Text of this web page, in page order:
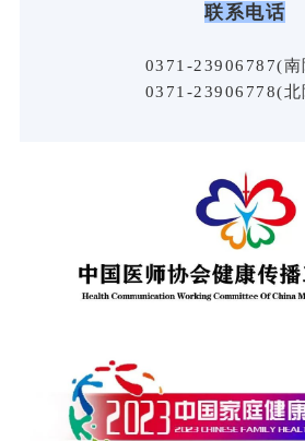
联系电话
0371-23906787(南
0371-23906778(北